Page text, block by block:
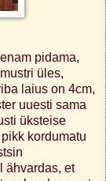
pidama,
üles,
laius on 4cm,
uuesti sama
üksteise
kordumatu
ähvardas, et